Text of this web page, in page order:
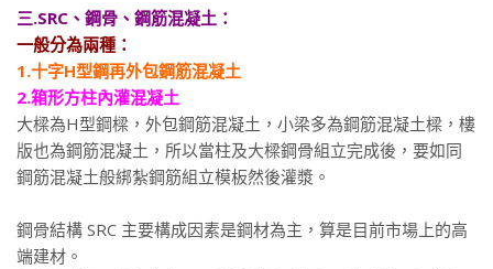
三.SRC、鋼骨、鋼筋混凝土：
一般分為兩種：
1.十字H型鋼再外包鋼筋混凝土
2.箱形方柱內灌混凝土
大樑為H型鋼樑，外包鋼筋混凝土，小梁多為鋼筋混凝土樑，樓
版也為鋼筋混凝土，所以當柱及大樑鋼骨組立完成後，要如同
鋼筋混凝土般綁紮鋼筋組立模板然後灌漿。
鋼骨結構 SRC 主要構成因素是鋼材為主，算是目前市場上的高
端建材。